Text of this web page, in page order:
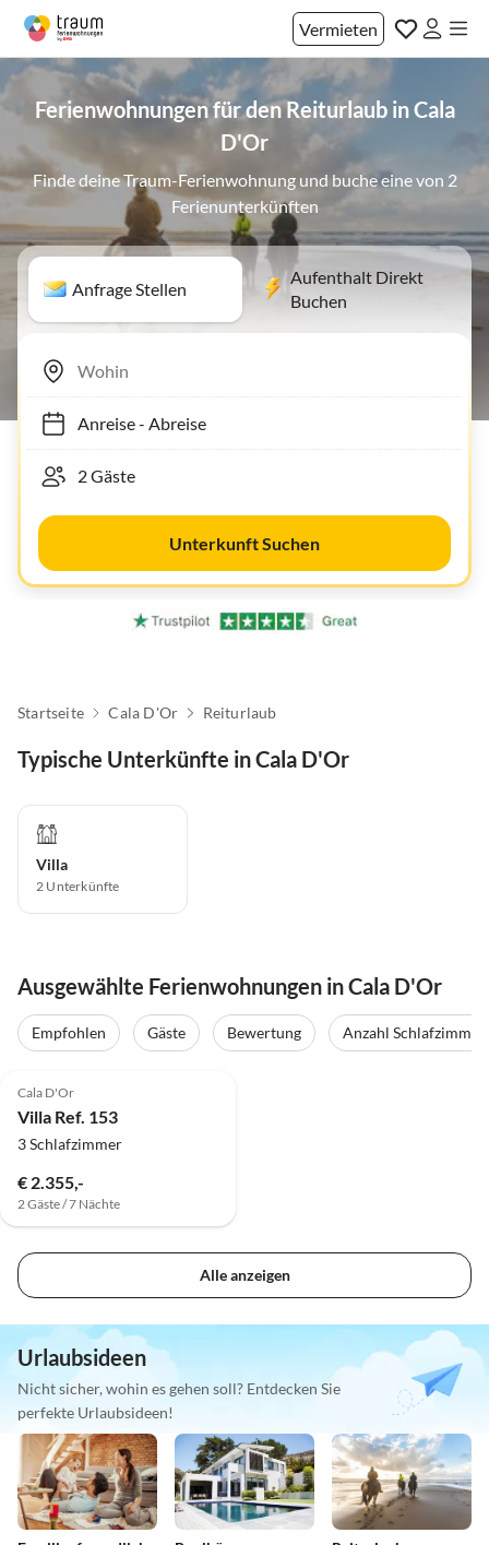
Vermieten
Ferienwohnungen für den Reiturlaub in Cala
D'Or
Finde deine Traum-Ferienwohnung und buche eine von 2
Ferienunterkünften
Anfrage Stellen
Aufenthalt Direkt
Buchen
Anreise- Abreise
Unterkunft Suchen
Startseite Cala D'Or Reiturlaub
Typische Unterkünfte in Cala D'Or
Villa
2 Unterkünfte
Ausgewählte Ferienwohnungen in Cala D'Or
Empfohlen Gäste Bewertung Anzahl Schlafzimmer
Cala D'Or
Villa Ref. 153
3 Schlafzimmer
€ 2.355,-
2 Gäste / 7 Nächte
Alle anzeigen
Urlaubsideen
Nicht sicher, wohin es gehen soll? Entdecken Sie
perfekte Urlaubsideen!